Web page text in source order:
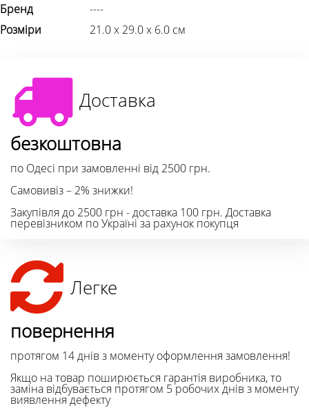
Бренд
----
Розміри
21.0 х 29.0 х 6.0 см
Доставка
безкоштовна
по Одесі при замовленні від 2500 грн.
Самовивіз – 2% знижки!
Закупівля до 2500 грн - доставка 100 грн. Доставка
перевізником по Україні за рахунок покупця
Легке
повернення
протягом 14 днів з моменту оформлення замовлення!
Якщо на товар поширюється гарантія виробника, то
заміна відбувається протягом 5 робочих днів з моменту
виявлення дефекту